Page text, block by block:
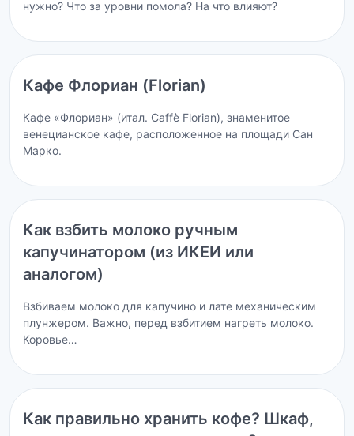
нужно? Что за уровни помола? На что влияют?
Кафе Флориан (Florian)
Кафе «Флориан» (итал. Caffè Florian), знаменитое
венецианское кафе, расположенное на площади Сан
Марко.
Как взбить молоко ручным
капучинатором (из ИКЕИ или
аналогом)
Взбиваем молоко для капучино и лате механическим
плунжером. Важно, перед взбитием нагреть молоко.
Коровье…
Как правильно хранить кофе? Шкаф,